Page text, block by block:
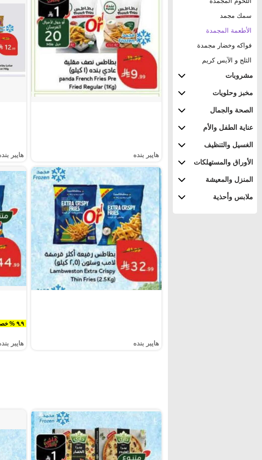
سمك مجمد
الأطعمة المجمدة
فواكه وخضار مجمدة
الثلج و الآيس كريم
مشروبات
مخبز وحلويات
الصحة والجمال
عناية الطفل والأم
الغسيل والتنظيف
الأوراق والمستهلكات
المنزل والمعيشة
ملابس وأحذية
هايبر بنده هايبر
هايبر بنده
٩.٩ % خصم
هايبر